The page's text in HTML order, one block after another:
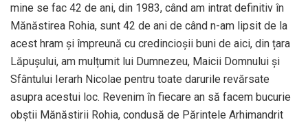
mine se fac 42 de ani, din 1983, când am intrat definitiv în
Mănăstirea Rohia, sunt 42 de ani de când n-am lipsit de la
acest hram și împreună cu credincioșii buni de aici, din țara
Lăpușului, am mulțumit lui Dumnezeu, Maicii Domnului și
Sfântului Ierarh Nicolae pentru toate darurile revărsate
asupra acestui loc. Revenim în fiecare an să facem bucurie
obștii Mănăstirii Rohia, condusă de Părintele Arhimandrit